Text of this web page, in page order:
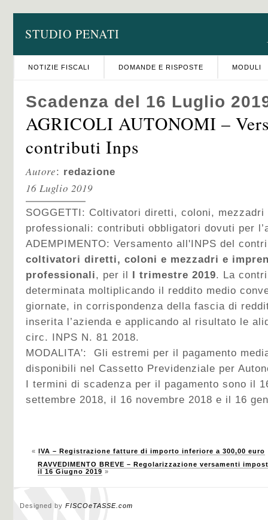
STUDIO PENATI
NOTIZIE FISCALI DOMANDE E RISPOSTE MODULI
Scadenza del 16 Luglio
AGRICOLI AUTONOMI –
contributi Inps
Autore: redazione
16 Luglio 2019
SOGGETTI: Coltivatori diretti, coloni,
professionali: contributi obbligatori dovuti per
ADEMPIMENTO: Versamento all'INPS del
coltivatori diretti, coloni e mezzadri e
professionali, per il I trimestre 2019. La
determinata moltiplicando il reddito medio
giornate, in corrispondenza della fascia di
inserita l’azienda e applicando al risultato le
circ. INPS N. 81 2018.
MODALITA': Gli estremi per il pagamento
disponibili nel Cassetto Previdenziale per
I termini di scadenza per il pagamento sono il
settembre 2018, il 16 novembre 2018 e il 16
« IVA – Registrazione fatture di importo inferiore a 300,00 euro
RAVVEDIMENTO BREVE – Regolarizzazione versamenti
il 16 Giugno 2019 »
Designed by FISCOeTASSE.com